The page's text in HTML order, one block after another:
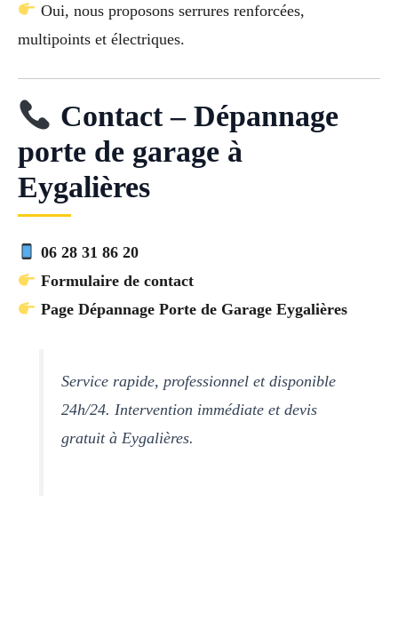
Oui, nous proposons serrures renforcées,
multipoints et électriques.
Contact – Dépannage
porte de garage à
Eygalières
06 28 31 86 20
Formulaire de contact
Page Dépannage Porte de Garage Eygalières
Service rapide, professionnel et disponible
24h/24. Intervention immédiate et devis
gratuit à Eygalières.